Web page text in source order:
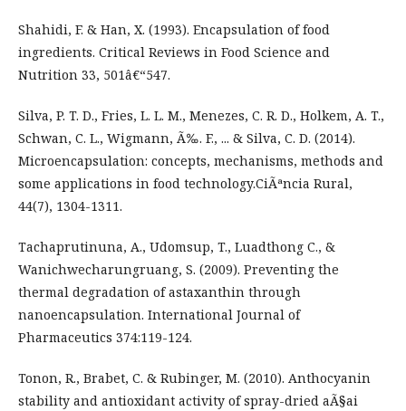
Shahidi, F. & Han, X. (1993). Encapsulation of food
ingredients. Critical Reviews in Food Science and
Nutrition 33, 501â€“547.
Silva, P. T. D., Fries, L. L. M., Menezes, C. R. D., Holkem, A. T.,
Schwan, C. L., Wigmann, Ã‰. F., ... & Silva, C. D. (2014).
Microencapsulation: concepts, mechanisms, methods and
some applications in food technology.CiÃªncia Rural,
44(7), 1304-1311.
Tachaprutinuna, A., Udomsup, T., Luadthong C., &
Wanichwecharungruang, S. (2009). Preventing the
thermal degradation of astaxanthin through
nanoencapsulation. International Journal of
Pharmaceutics 374:119-124.
Tonon, R., Brabet, C. & Rubinger, M. (2010). Anthocyanin
stability and antioxidant activity of spray-dried aÃ§ai